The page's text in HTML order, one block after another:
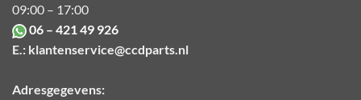
09:00 – 17:00
06 – 421 49 926
E.: klantenservice@ccdparts.nl
Adresgegevens: